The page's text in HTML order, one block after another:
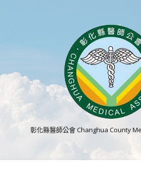
彰化縣醫師公會 Changhua County